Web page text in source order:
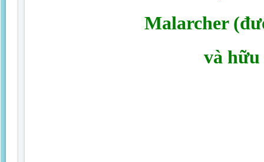
Malarcher
và hữu